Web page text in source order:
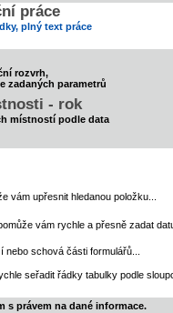
práce
plný text práce
rozvrh,
zadaných parametrů
- rok
místností podle data
vám upřesnit hledanou položku...
vám rychle a přesně zadat
nebo schová části formulářů...
seřadit řádky tabulky podle
s právem na dané informace.